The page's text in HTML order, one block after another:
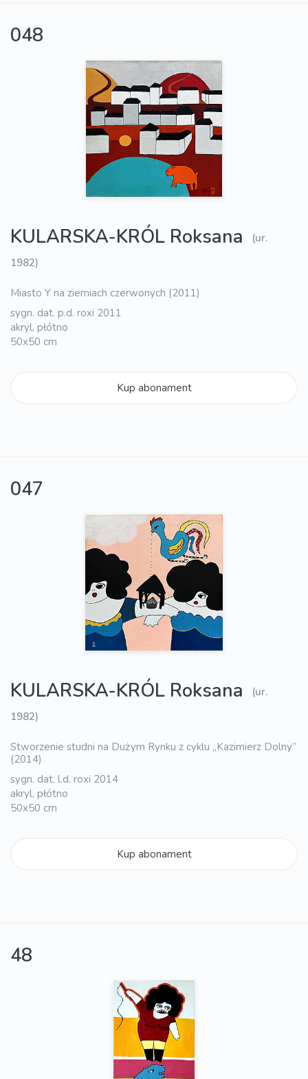
048
KULARSKA-KRÓL Roksana
(ur.
1982)
Miasto Y na ziemiach czerwonych (2011)
sygn. dat. p.d. roxi 2011
akryl, płótno
50x50 cm
Kup abonament
047
KULARSKA-KRÓL Roksana
(ur.
1982)
Stworzenie studni na Dużym Rynku z cyklu „Kazimierz Dolny”
(2014)
sygn. dat. l.d. roxi 2014
akryl, płótno
50x50 cm
Kup abonament
48